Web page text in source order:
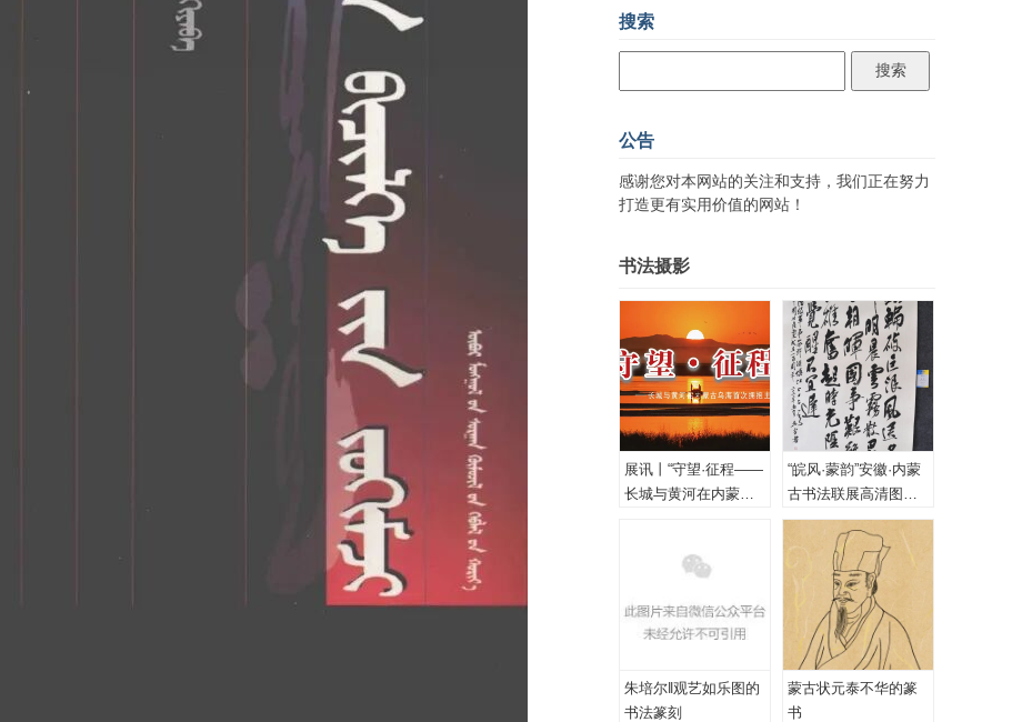
搜索
公告
感谢您对本网站的关注和支持，我们正在努力
打造更有实用价值的网站！
书法摄影
展讯丨“守望·征程——
长城与黄河在内蒙古
“皖风·蒙韵”安徽·内蒙
古书法联展高清图
（一、特邀作品）
朱培尔‖观艺如乐图的
书法篆刻
蒙古状元泰不华的篆
书